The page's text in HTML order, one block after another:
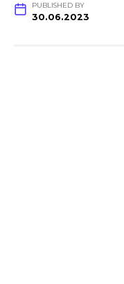
PUBLISHED BY
30.06.2023